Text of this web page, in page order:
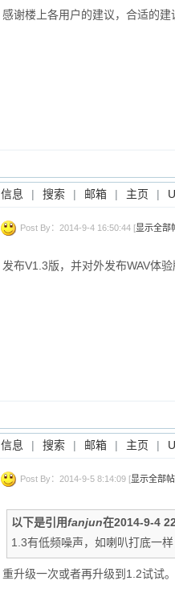
感谢楼上各用户的建议，合适的
信息 | 搜索 | 邮箱 | 主页 |
Post By：2014-9-4 16:50:44 [显示全部
发布V1.3版，并对外发布WAV体验
信息 | 搜索 | 邮箱 | 主页 |
Post By：2014-9-5 8:14:09 [显示全部
以下是引用fanjun在2014-9-4
1.3有低频噪声，如喇叭打底一
重升级一次或者再升级到1.2试试。